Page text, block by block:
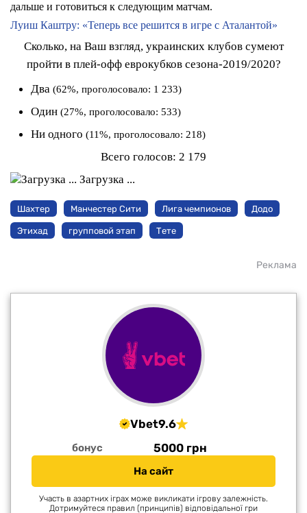
дальше и готовиться к следующим матчам.
Луиш Каштру: «Теперь все решится в игре с Аталантой»
Сколько, на Ваш взгляд, украинских клубов сумеют
пройти в плей-офф еврокубков сезона-2019/2020?
Два (62%, проголосовало: 1 233)
Один (27%, проголосовало: 533)
Ни одного (11%, проголосовало: 218)
Всего голосов: 2 179
Загрузка ...
Шахтер Манчестер Сити Лига чемпионов Додо
Этихад групповой этап Тете
Реклама
Vbet9.6
бонус 5000 грн
На сайт
Участь в азартних іграх може викликати ігрову залежність.
Дотримуйтеся правил (принципів) відповідальної гри